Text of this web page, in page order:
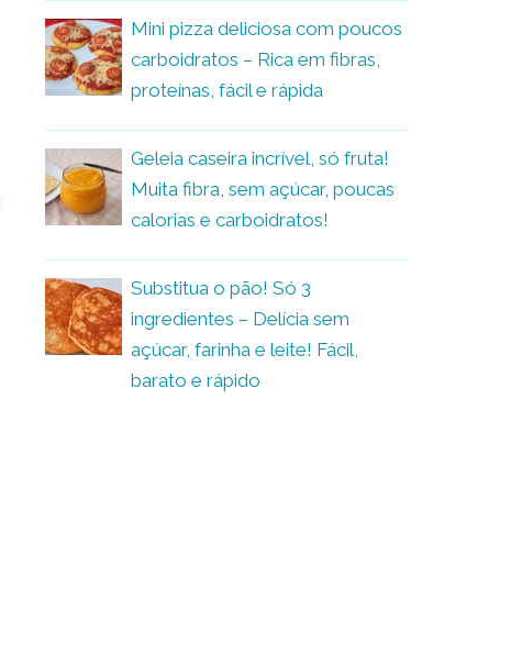
Mini pizza deliciosa com poucos
carboidratos – Rica em fibras,
proteínas, fácil e rápida
Geleia caseira incrível, só fruta!
Muita fibra, sem açúcar, poucas
calorias e carboidratos!
Substitua o pão! Só 3
ingredientes – Delícia sem
açúcar, farinha e leite! Fácil,
barato e rápido